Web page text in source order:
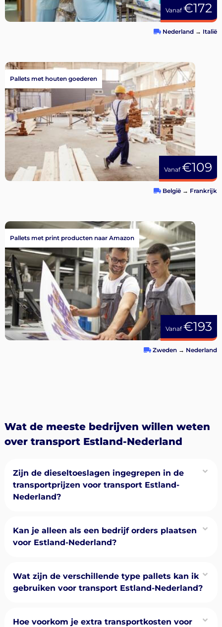
Vanaf€172
Nederland → Italië
Vanaf€109
Pallets met houten goederen
België → Frankrijk
Vanaf€193
Pallets met print producten naar Amazon
Zweden → Nederland
Wat de meeste bedrijven willen weten
over transport Estland-Nederland
Zijn de dieseltoeslagen ingegrepen in de
transportprijzen voor transport Estland-
Nederland?
Kan je alleen als een bedrijf orders plaatsen
voor Estland-Nederland?
Wat zijn de verschillende type pallets kan ik
gebruiken voor transport Estland-Nederland?
Hoe voorkom je extra transportkosten voor